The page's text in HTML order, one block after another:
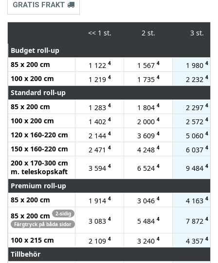
GRATIS FRAKT
<<1 st. 2 st.
3 st.
Budget roll-up
85 x 200 cm
1 122 4 1 567 4 1 980 4
100 x 200 cm 1 219 4 1 735 4 2 232 4
Standard roll-up
85 x 200 cm
1 283 4 1 804 4 2 297 4
100 x 200 cm 1 402 4 2 000 4 2 572 4
120 x 160-220 cm 2 144 4 3 609 4 5 060 4
150 x 160-220 cm 2 471 4 4 248 4 6 037 4
200 x 170-300 cm
m. teleskopskaft
3 594 4 6 524 4 9 484 4
Premium roll-up
85 x 200 cm
1 914 4 3 046 4 4 163 4
85 x 200 cm
2-sidig
Färgtryck på båda sidor
3 083 4 5 484 4 7 872 4
100 x 215 cm 2 109 4 3 240 4 4 357 4
Tillbehör